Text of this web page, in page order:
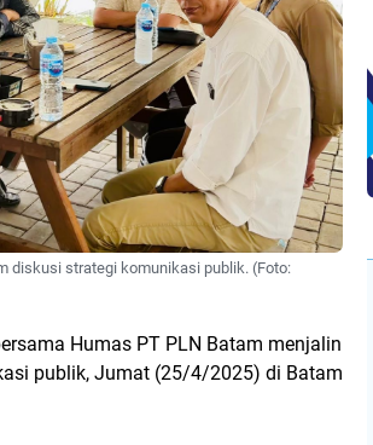
diskusi strategi komunikasi publik. (Foto:
Humas PT PLN Batam menjalin
publik, Jumat (25/4/2025) di Batam